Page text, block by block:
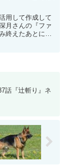
用して作成して
月さんの『ファ
終えたあとに改
『辻斬り』ネ